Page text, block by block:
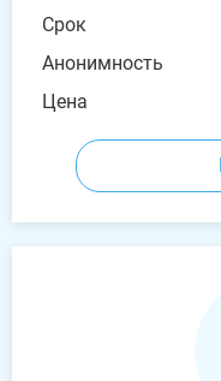
Срок
Анонимность
Цена